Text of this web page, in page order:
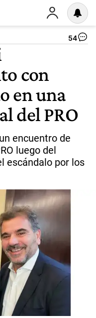
54
con
en una
del PRO
encuentro de
luego del
escándalo por los